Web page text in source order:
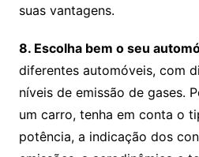
suas vantagens.
8. Escolha bem o seu
diferentes automóveis, com
níveis de emissão de gases.
um carro, tenha em conta o
potência, a indicação dos